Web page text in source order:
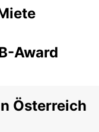
Award
Österreich